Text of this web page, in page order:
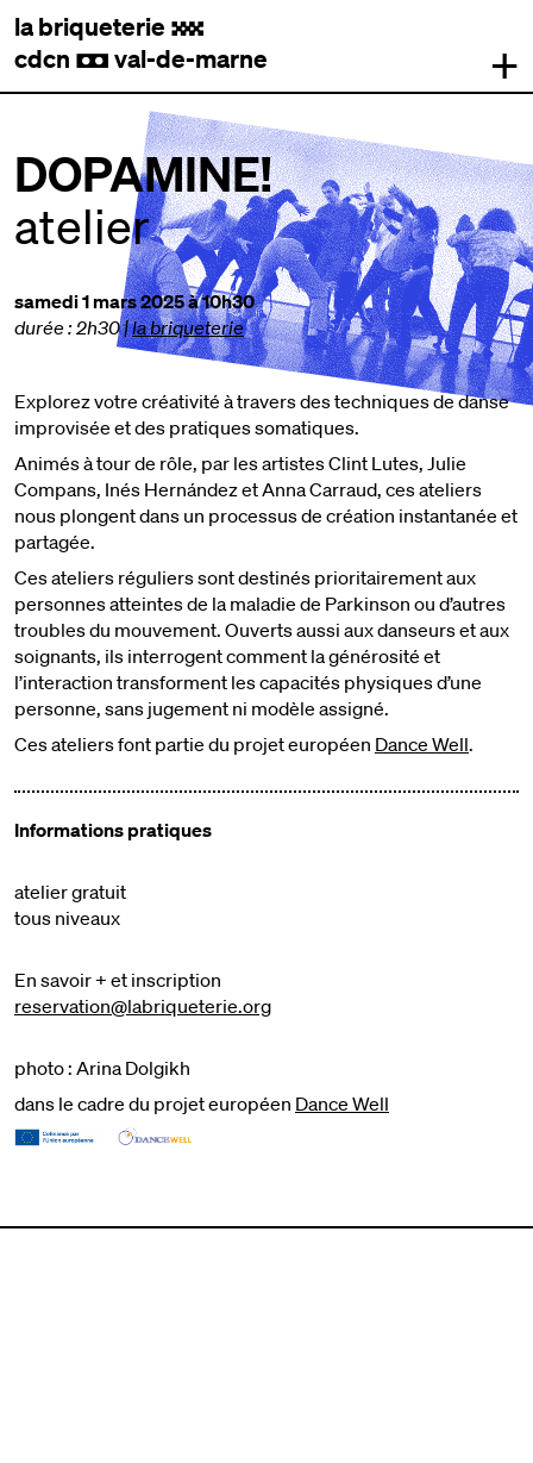
la briqueterie .
cdcn , val-de-marne +
DOPAMINE!
atelier
samedi 1 mars 2025 à 10h30
durée : 2h30|la briqueterie
Explorez votre créativité à travers des techniques de danse
improvisée et des pratiques somatiques.
Animés à tour de rôle, par les artistes Clint Lutes, Julie
Compans, Inés Hernández et Anna Carraud, ces ateliers
nous plongent dans un processus de création instantanée et
partagée.
Ces ateliers réguliers sont destinés prioritairement aux
personnes atteintes de la maladie de Parkinson ou d’autres
troubles du mouvement. Ouverts aussi aux danseurs et aux
soignants, ils interrogent comment la générosité et
l’interaction transforment les capacités physiques d’une
personne, sans jugement ni modèle assigné.
Ces ateliers font partie du projet européen Dance Well.
Informations pratiques
atelier gratuit
tous niveaux
En savoir + et inscription
reservation@labriqueterie.org
photo : Arina Dolgikh
dans le cadre du projet européen Dance Well